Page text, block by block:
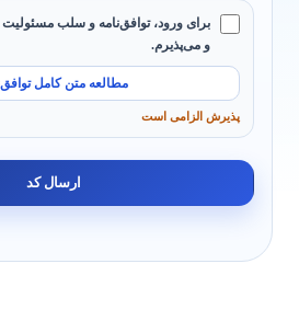
برای ورود، توافق‌نامه و سلب
و می‌پذیرم.
مطالعه متن کامل
پذیرش الزامی است
ارسال کد